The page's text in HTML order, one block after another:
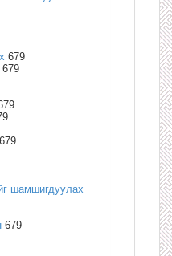
679
679
679
шамшигдуулах
679